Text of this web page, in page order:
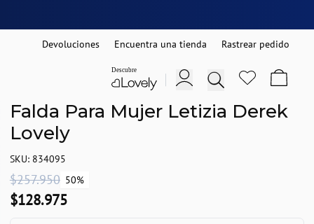
Devoluciones Encuentra una tienda Rastrear pedido
Falda Para Mujer Letizia Derek
Lovely
SKU: 834095
$257.950 50%
$128.975